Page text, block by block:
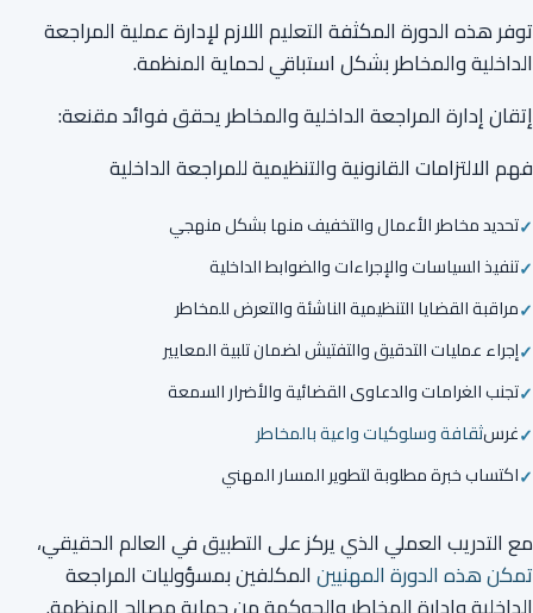
توفر هذه الدورة المكثفة التعليم اللازم لإدارة عملية المراجعة
الداخلية والمخاطر بشكل استباقي لحماية المنظمة.
إتقان إدارة المراجعة الداخلية والمخاطر يحقق فوائد مقنعة:
فهم الالتزامات القانونية والتنظيمية للمراجعة الداخلية
تحديد مخاطر الأعمال والتخفيف منها بشكل منهجي
تنفيذ السياسات والإجراءات والضوابط الداخلية
مراقبة القضايا التنظيمية الناشئة والتعرض للمخاطر
إجراء عمليات التدقيق والتفتيش لضمان تلبية المعايير
تجنب الغرامات والدعاوى القضائية والأضرار السمعة
غرسثقافة وسلوكيات واعية بالمخاطر
اكتساب خبرة مطلوبة لتطوير المسار المهني
مع التدريب العملي الذي يركز على التطبيق في العالم الحقيقي،
تمكن هذه الدورة المهنيينالمكلفين بمسؤوليات المراجعة